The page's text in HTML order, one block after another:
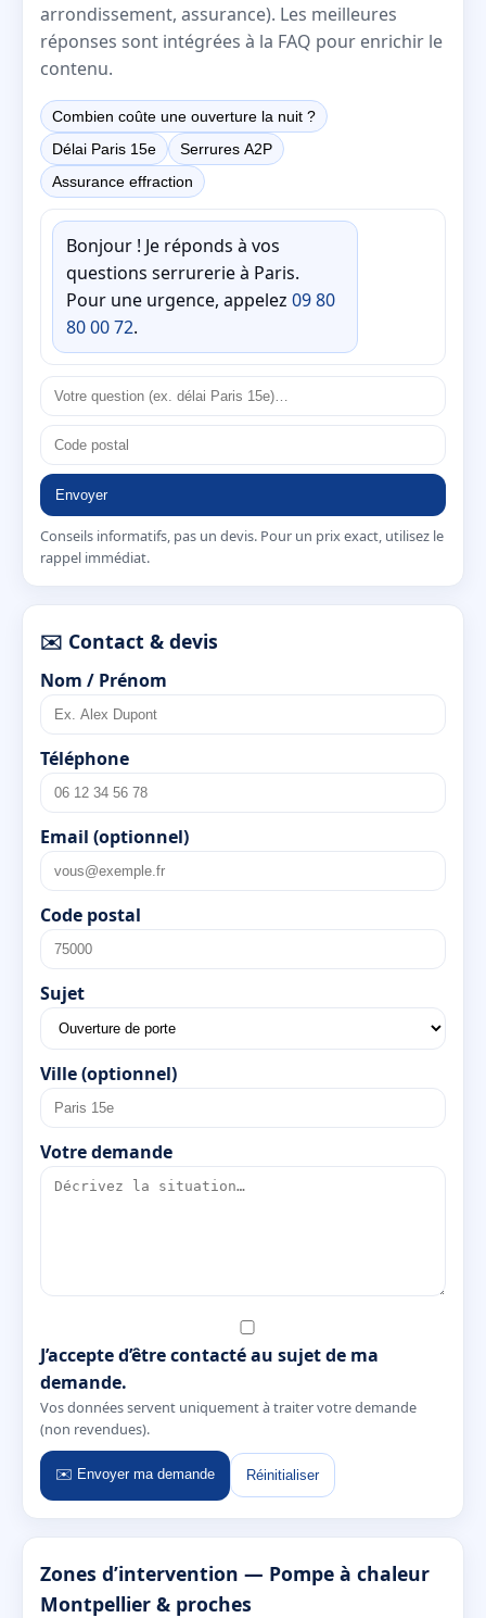
arrondissement, assurance). Les meilleures
réponses sont intégrées à la FAQ pour enrichir le
contenu.
Combien coûte une ouverture la nuit ?
Délai Paris 15e
Serrures A2P
Assurance effraction
Bonjour ! Je réponds à vos
questions serrurerie à Paris.
Pour une urgence, appelez 09 80
80 00 72.
Envoyer
Conseils informatifs, pas un devis. Pour un prix exact, utilisez le
rappel immédiat.
✉️ Contact & devis
Nom / Prénom
Téléphone
Email (optionnel)
Code postal
Sujet
Ville (optionnel)
Votre demande
J’accepte d’être contacté au sujet de ma
demande.
Vos données servent uniquement à traiter votre demande
(non revendues).
✉️ Envoyer ma demande Réinitialiser
Zones d’intervention — Pompe à chaleur
Montpellier & proches